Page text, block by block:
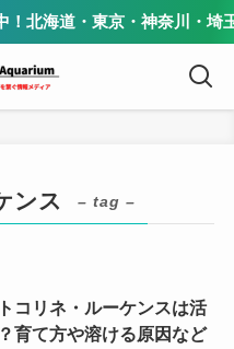
北海道・東京・神奈川・埼
ンス – tag –
コリネ・ルーケンスは活
育て方や溶ける原因など